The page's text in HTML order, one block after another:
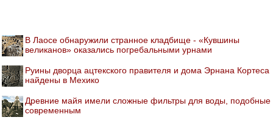
В Лаосе обнаружили странное кладбище - «Кувшины
великанов» оказались погребальными урнами
Руины дворца ацтекского правителя и дома Эрнана Кортеса
найдены в Мехико
Древние майя имели сложные фильтры для воды, подобные
современным